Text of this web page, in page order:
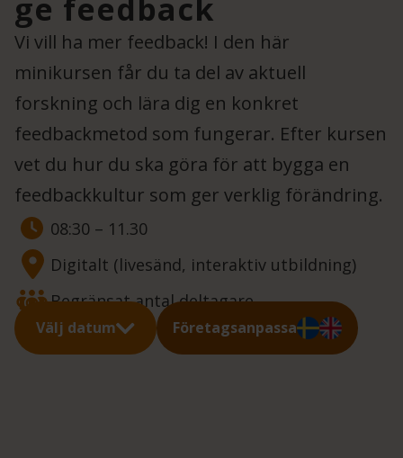
ge feedback
Vi vill ha mer feedback! I den här
minikursen får du ta del av aktuell
forskning och lära dig en konkret
feedbackmetod som fungerar. Efter kursen
vet du hur du ska göra för att bygga en
feedbackkultur som ger verklig förändring.
08:30 – 11.30
Digitalt (livesänd, interaktiv utbildning)
Begränsat antal deltagare
3995 kr
Välj datum Företagsanpassa